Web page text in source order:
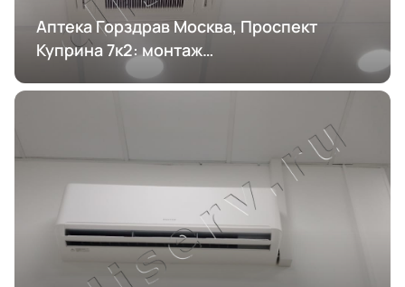
Аптека Горздрав Москва, Проспект
Куприна 7к2: монтаж
кондиционирования